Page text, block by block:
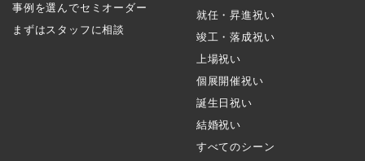
事例を選んでセミオーダー
まずはスタッフに相談
就任・昇進祝い
竣工・落成祝い
上場祝い
個展開催祝い
誕生日祝い
結婚祝い
すべてのシーン